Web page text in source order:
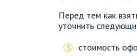
Перед тем как
уточнить
стоимость